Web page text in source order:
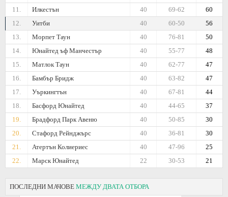
11.
Илкестън 60
69-62
40
12.
Уитби 56
60-50
40
13.
Морпет Таун 50
76-81
40
14.
Юнайтед ъф Манчестър 48
55-77
40
15.
Матлок Таун 47
62-77
40
16.
Бамбър Бридж 47
63-82
40
17.
Уъркингтън 44
67-81
40
18.
Басфорд Юнайтед 37
44-65
40
19.
Брадфорд Парк Авеню 30
50-85
40
20.
Стафорд Рейнджърс 30
36-81
40
21.
Атертън Колиериес 25
47-96
40
22.
Марск Юнайтед 21
30-53
22
ПОСЛЕДНИ МАЧОВЕ МЕЖДУ ДВАТА ОТБОРА